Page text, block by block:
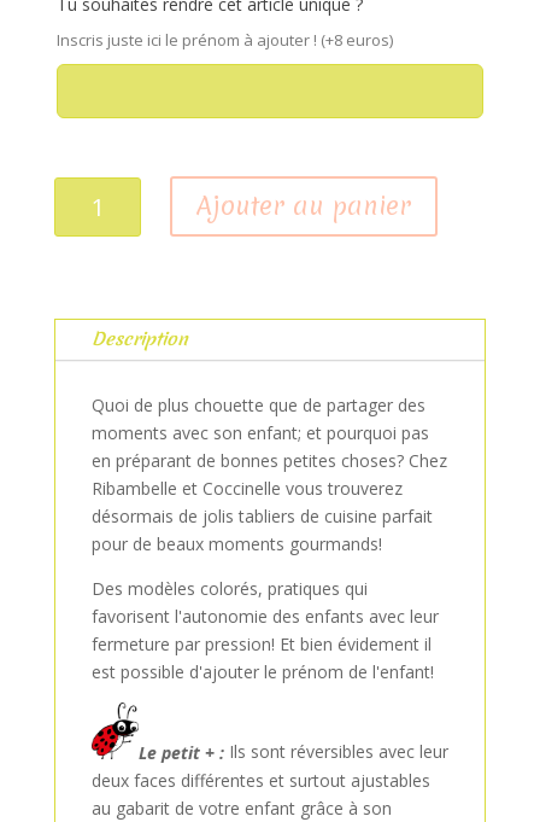
Tu souhaites rendre cet article unique ?
Inscris juste ici le prénom à ajouter ! (+8 euros)
personnalisé
Ajouter au panier
Description
Quoi de plus chouette que de partager des
moments avec son enfant; et pourquoi pas
en préparant de bonnes petites choses? Chez
Ribambelle et Coccinelle vous trouverez
désormais de jolis tabliers de cuisine parfait
pour de beaux moments gourmands!
Des modèles colorés, pratiques qui
favorisent l'autonomie des enfants avec leur
fermeture par pression! Et bien évidement il
est possible d'ajouter le prénom de l'enfant!
Le petit + :Ils sont réversibles avec leur
deux faces différentes et surtout ajustables
au gabarit de votre enfant grâce à son